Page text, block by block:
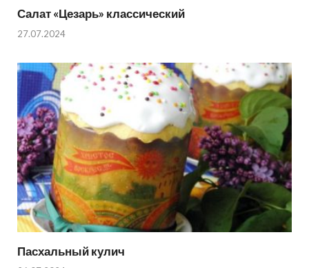
Салат «Цезарь» классический
27.07.2024
Пасхальный кулич